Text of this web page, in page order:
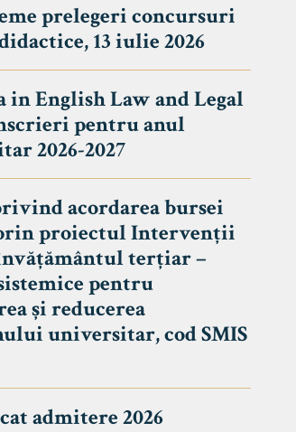
prelegeri concursuri
13 iulie 2026
in English Law and Legal
pentru anul
2026-2027
acordarea bursei
proiectul Intervenții
terțiar –
pentru
și reducerea
universitar, cod SMIS
admitere 2026